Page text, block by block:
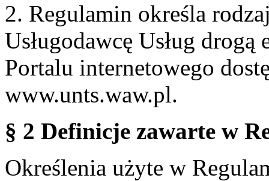
2. Regulamin określa
Usługodawcę Usług
Portalu internetowego
www.unts.waw.pl.
§ 2 Definicje zawarte w
Określenia użyte w